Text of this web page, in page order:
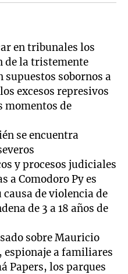
en tribunales los
de la tristemente
supuestos sobornos a
excesos represivos
momentos de
se encuentra
y procesos judiciales
a Comodoro Py es
de violencia de
de 3 a 18 años de
sobre Mauricio
espionaje a familiares
Papers, los parques